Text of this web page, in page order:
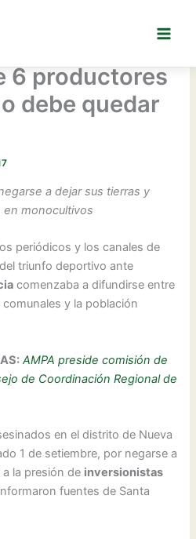
6 productores
debe quedar
a dejar sus tierras y
en monocultivos
periódicos y los canales de
triunfo deportivo ante
comenzaba a difundirse entre
y la población
AMPA preside comisión de
de Coordinación Regional de
en el distrito de Nueva
1 de setiembre, por negarse a
la presión de inversionistas
fuentes de Santa